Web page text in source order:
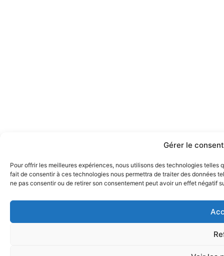
Gérer le
Pour offrir les meilleures expériences, nous utilisons des technologies
fait de consentir à ces technologies nous permettra de traiter des données
ne pas consentir ou de retirer son consentement peut avoir un effet négatif